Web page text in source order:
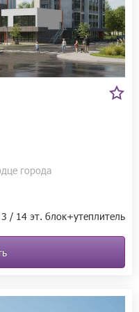
в комфортном
ещё не было.
города
3 / 14 эт. блок+утеплитель